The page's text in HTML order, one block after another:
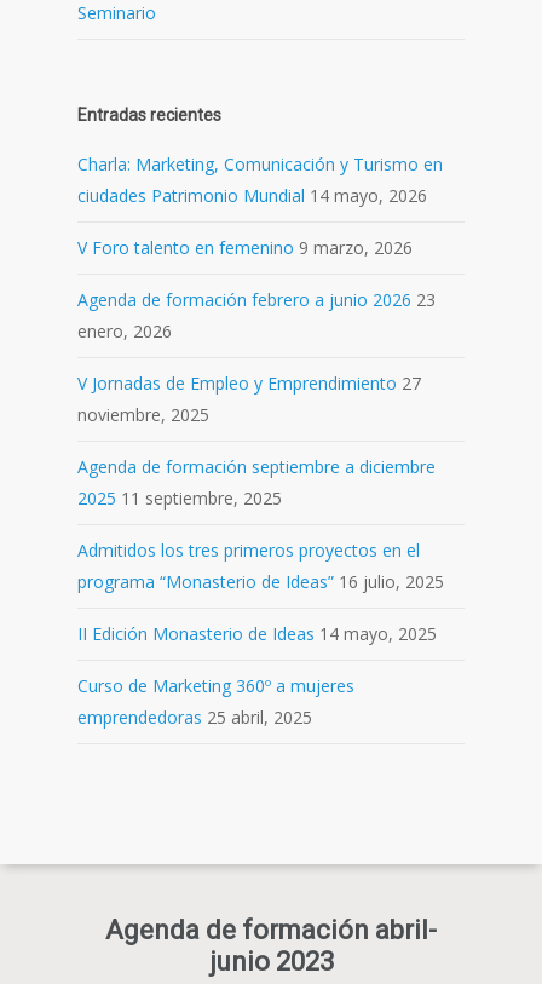
Seminario
Entradas recientes
Charla: Marketing, Comunicación y Turismo en
ciudades Patrimonio Mundial 14 mayo, 2026
V Foro talento en femenino 9 marzo, 2026
Agenda de formación febrero a junio 2026 23
enero, 2026
V Jornadas de Empleo y Emprendimiento 27
noviembre, 2025
Agenda de formación septiembre a diciembre
2025 11 septiembre, 2025
Admitidos los tres primeros proyectos en el
programa “Monasterio de Ideas” 16 julio, 2025
II Edición Monasterio de Ideas 14 mayo, 2025
Curso de Marketing 360º a mujeres
emprendedoras 25 abril, 2025
Agenda de formación abril-
junio 2023